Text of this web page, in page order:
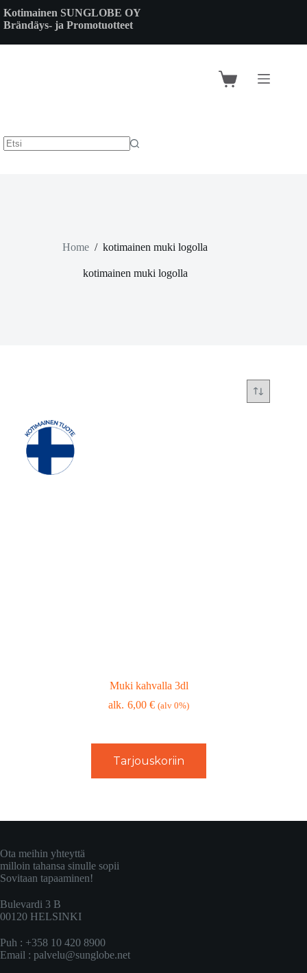
to
content
Kotimainen SUNGLOBE OY
Brändäys- ja Promotuotteet
Shopping
Home / kotimainen muki logolla
kotimainen muki logolla
Muki kahvalla 3dl
6,00€ (alv 0%)
Tarjouskoriin
Ota meihin yhteyttä
milloin tahansa sinulle sopii
Sovitaan tapaaminen!
Bulevardi 3 B
00120 HELSINKI
Puh : +358 10 420 8900
Email : palvelu@sunglobe.net